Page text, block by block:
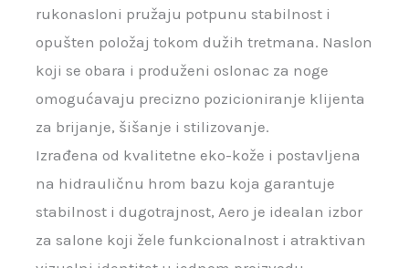
rukonasloni pružaju potpunu stabilnost i
opušten položaj tokom dužih tretmana. Naslon
koji se obara i produženi oslonac za noge
omogućavaju precizno pozicioniranje klijenta
za brijanje, šišanje i stilizovanje.
Izrađena od kvalitetne eko-kože i postavljena
na hidrauličnu hrom bazu koja garantuje
stabilnost i dugotrajnost, Aero je idealan izbor
za salone koji žele funkcionalnost i atraktivan